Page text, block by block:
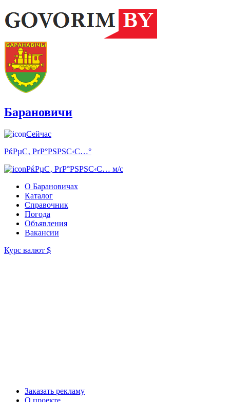
Барановичи
Сейчас
РќРµС‚ РґР°РЅРЅС‹С…°
РќРµС‚ РґР°РЅРЅС‹С… м/с
О Барановичах
Каталог
Справочник
Погода
Объявления
Вакансии
Курс валют $
Заказать рекламу
О проекте